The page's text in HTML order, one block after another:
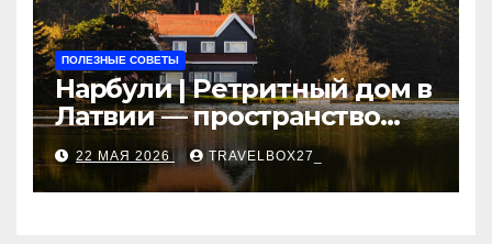
ПОЛЕЗНЫЕ СОВЕТЫ
Нарбули | Ретритный дом в
Латвии — пространство
для саморазвития и
восстановления
22 МАЯ 2026 TRAVELBOX27_